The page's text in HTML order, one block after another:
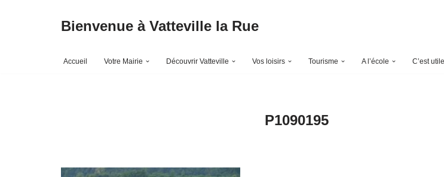
Bienvenue à Vatteville la Rue
Accueil Votre Mairie Découvrir Vatteville Vos loisirs Tourisme A l’école C’est utile
P1090195